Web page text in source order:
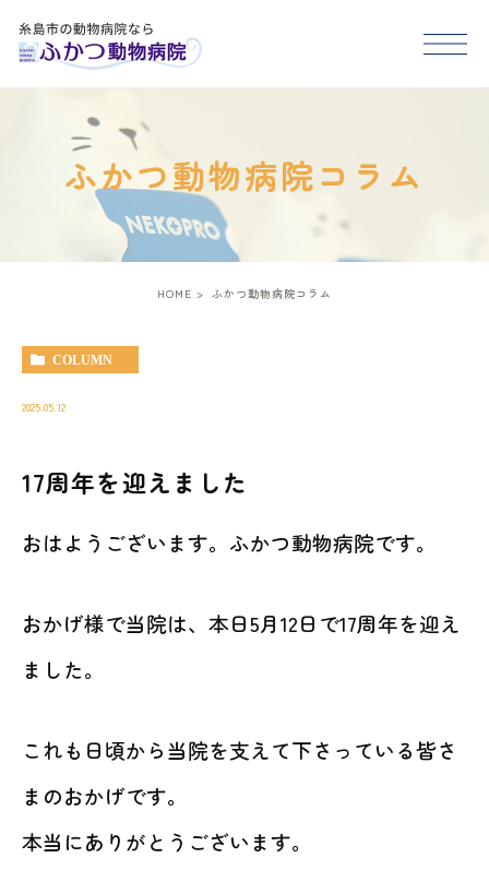
HOME
医院紹介
スタッフ紹介
アクセス
糸島市･福岡市西区で
お気軽にお問い合わせ
ふかつ動物病院コラム
HOME ふかつ動物病院コラム
COLUMN
2025.05.12
17周年を迎えました
おはようございます。ふかつ動物病院です。
おかげ様で当院は、本日5月12日で17周年を迎え
ました。
これも日頃から当院を支えて下さっている皆さ
まのおかげです。
本当にありがとうございます。